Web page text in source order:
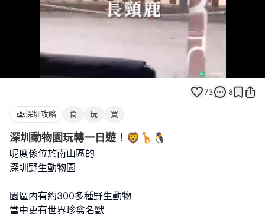
100.00%
73 8
深圳攻略 食 玩 買
深圳動物園玩轉一日遊！🦁🦒🐧
呢度係位於南山區的
深圳野生動物園
園區內有約300多種野生動物
當中更有世界珍禽名獸